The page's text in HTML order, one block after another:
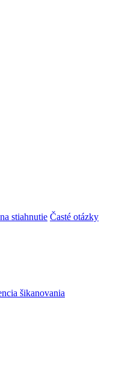
stiahnutie Časté otázky
šikanovania